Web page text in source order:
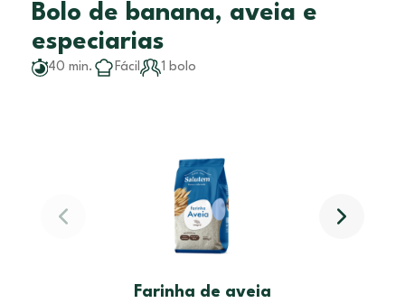
Bolo de banana, aveia e
especiarias
40 min. Fácil 1 bolo
Farinha de aveia